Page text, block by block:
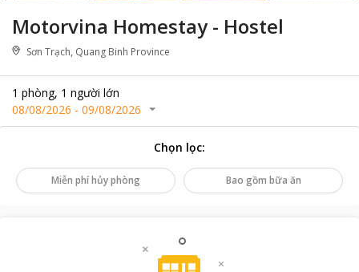
Motorvina Homestay - Hostel
Sơn Trạch, Quang Binh Province
1 phòng, 1 người lớn
08/08/2026 - 09/08/2026
Chọn lọc:
Miễn phí hủy phòng Bao gồm bữa ăn